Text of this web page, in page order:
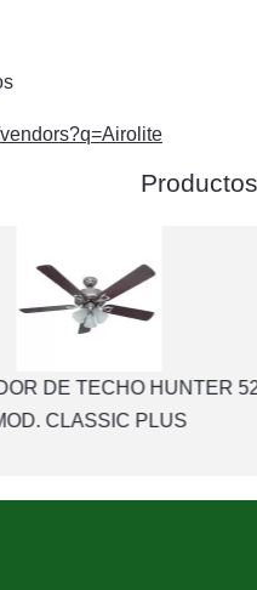
DE TECHO HUNTER
CLASSIC PLUS